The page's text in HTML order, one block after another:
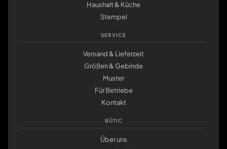
Haushalt & Küche
Stempel
SERVICE
Versand & Lieferzeit
Größen & Gebinde
Muster
Für Betriebe
Kontakt
BÜTIC
Über uns